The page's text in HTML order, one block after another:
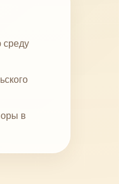
среду
в